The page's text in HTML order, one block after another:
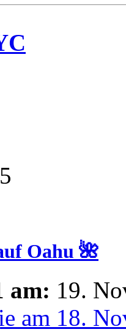
Oahu 🌺
am: 19.
am 18.